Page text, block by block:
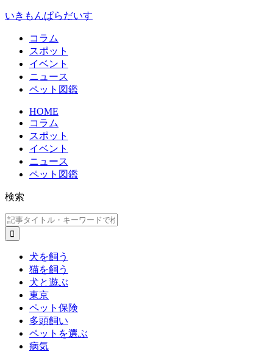
いきもんぱらだいす
コラム
スポット
イベント
ニュース
ペット図鑑
HOME
コラム
スポット
イベント
ニュース
ペット図鑑
検索
犬を飼う
猫を飼う
犬と遊ぶ
東京
ペット保険
多頭飼い
ペットを選ぶ
病気